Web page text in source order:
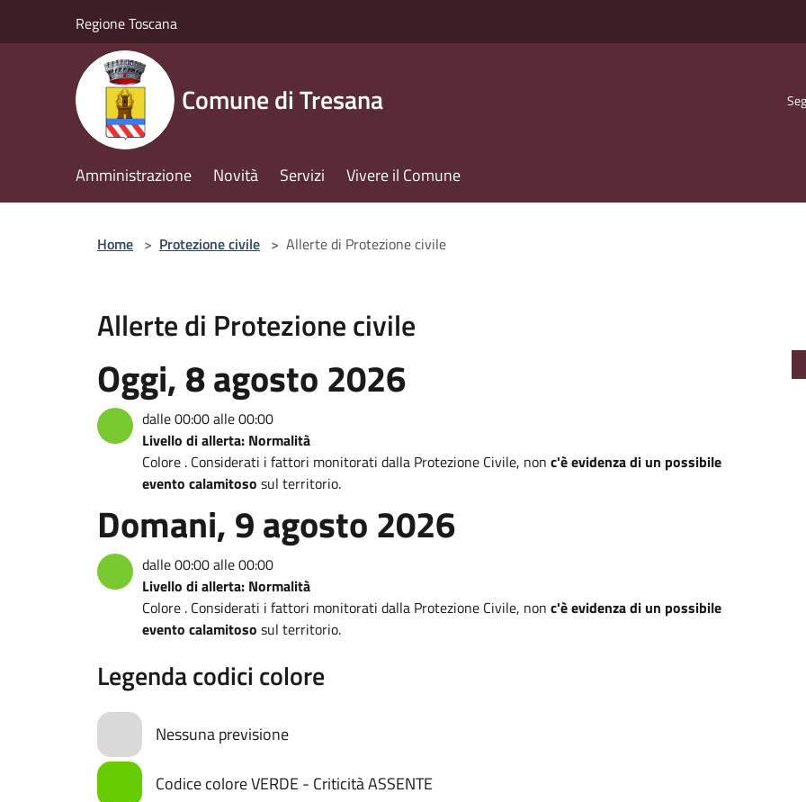
Regione Toscana
Comune di Tresana
Amministrazione Novità Servizi Vivere il Comune
Home > Protezione civile > Allerte di Protezione civile
Allerte di Protezione civile
Oggi, 8 agosto 2026
dalle 00:00 alle 00:00
Livello di allerta: Normalità
Colore . Considerati i fattori monitorati dalla Protezione Civile, non c'è evidenza di un possibile
evento calamitoso sul territorio.
Domani, 9 agosto 2026
dalle 00:00 alle 00:00
Livello di allerta: Normalità
Colore . Considerati i fattori monitorati dalla Protezione Civile, non c'è evidenza di un possibile
evento calamitoso sul territorio.
Legenda codici colore
Nessuna previsione
Codice colore VERDE - Criticità ASSENTE